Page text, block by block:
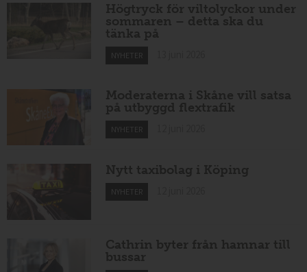
Högtryck för viltolyckor under
sommaren – detta ska du
tänka på
NYHETER
Moderaterna i Skåne vill satsa
på utbyggd flextrafik
NYHETER
Nytt taxibolag i Köping
NYHETER
Cathrin byter från hamnar till
bussar